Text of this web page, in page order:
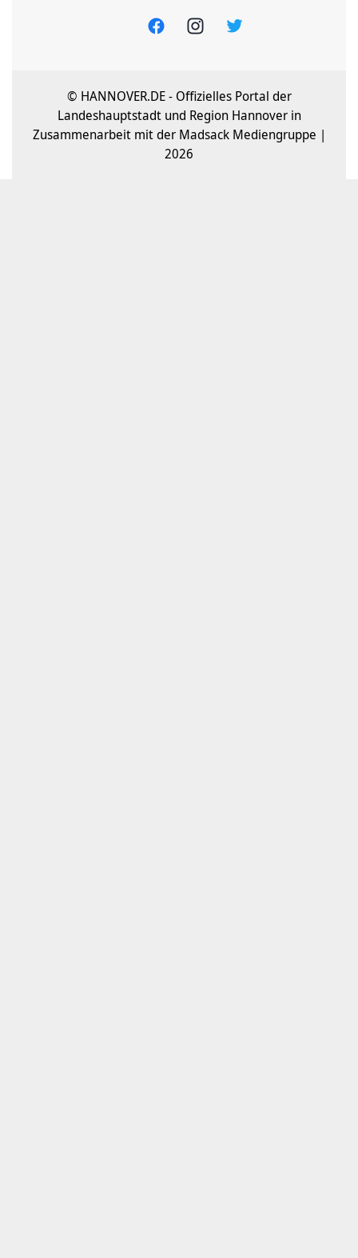
© HANNOVER.DE - Offizielles Portal der
Landeshauptstadt und Region Hannover in
Zusammenarbeit mit der Madsack Mediengruppe |
2026